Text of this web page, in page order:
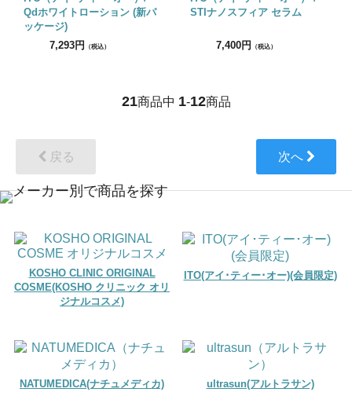
Qdホワイトローション (新パ
ッケージ)
7,293円
（税込）
STIナノスフィア セラム
7,400円 （税込）
21商品中 1-12商品
戻る 次へ
KOSHO CLINIC ORIGINAL
COSME(KOSHO クリニック オリ
ジナルコスメ)
ITO(アイ･ティー･オー)(会員限定)
NATUMEDICA(ナチュメディカ) ultrasun(アルトラサン)